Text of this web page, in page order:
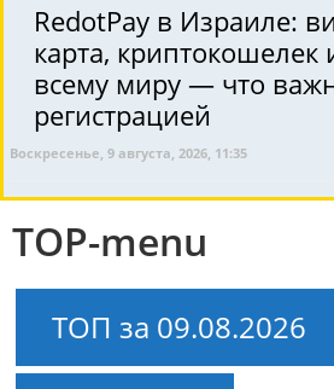
RedotPay в Израиле:
карта, криптокошелек
всему миру — что
регистрацией
Воскресенье, 9 августа, 2026, 11:35
TOP-menu
ТОП за 09.08.2026